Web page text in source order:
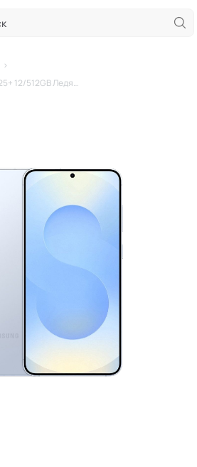
Телефон Samsung Galaxy S25+ 12/512GB Ледяной Синий (Ice Blue)